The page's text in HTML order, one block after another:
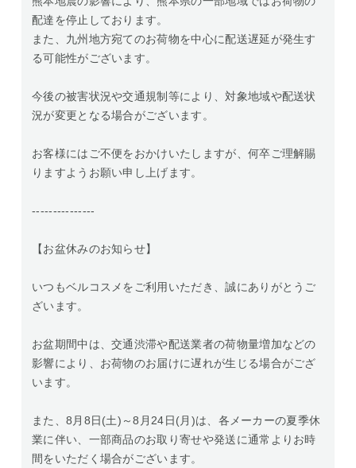
配達を停止しております。
また、九州地方宛てのお荷物を中心に配送遅延が発生す
る可能性がございます。
今後の被害状況や交通規制等により、対象地域や配送状
況が変更となる場合がございます。
お客様にはご不便をおかけいたしますが、何卒ご理解賜
りますようお願い申し上げます。
---------------
【お盆休みのお知らせ】
いつもベルコスメをご利用いただき、誠にありがとうご
ざいます。
お盆期間中は、交通渋滞や配送業者の荷物量増加などの
影響により、お荷物のお届けに遅れが生じる場合がござ
います。
また、8月8日(土)～8月24日(月)は、各メーカーの夏季休
業に伴い、一部商品のお取り寄せや発送に通常よりお時
間をいただく場合がございます。